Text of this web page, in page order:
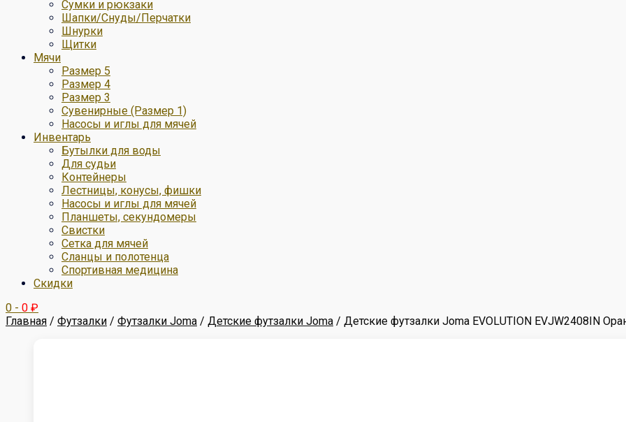
Сумки и рюкзаки
Шапки/Снуды/Перчатки
Шнурки
Щитки
Мячи
Размер 5
Размер 4
Размер 3
Сувенирные (Размер 1)
Насосы и иглы для мячей
Инвентарь
Бутылки для воды
Для судьи
Контейнеры
Лестницы, конусы, фишки
Насосы и иглы для мячей
Планшеты, секундомеры
Свистки
Сетка для мячей
Сланцы и полотенца
Спортивная медицина
Скидки
0 - 0 ₽
Главная / Футзалки / Футзалки Joma / Детские футзалки Joma / Детские футзалки Joma EVOLUTION EVJW2408IN